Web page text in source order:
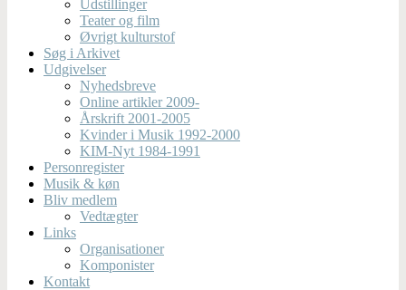
Udstillinger
Teater og film
Øvrigt kulturstof
Søg i Arkivet
Udgivelser
Nyhedsbreve
Online artikler 2009-
Årskrift 2001-2005
Kvinder i Musik 1992-2000
KIM-Nyt 1984-1991
Personregister
Musik & køn
Bliv medlem
Vedtægter
Links
Organisationer
Komponister
Kontakt